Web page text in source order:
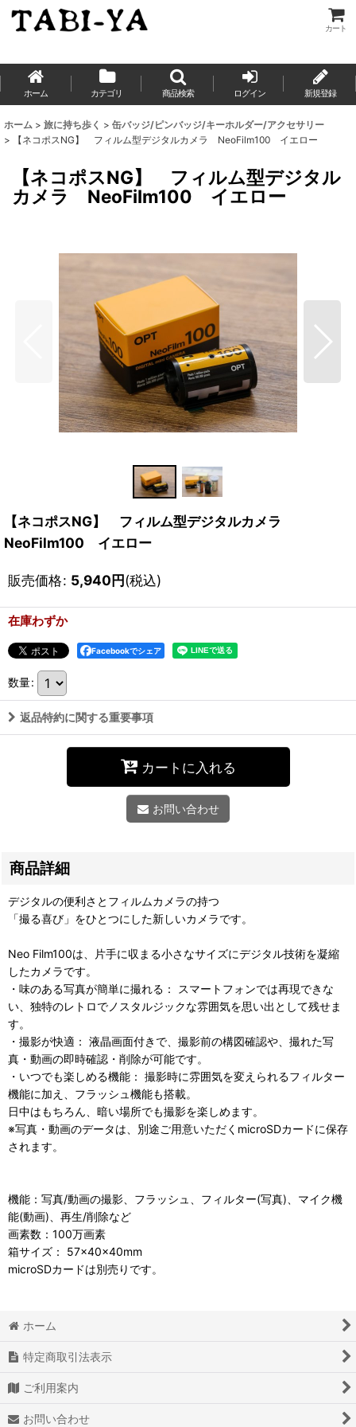
カート
ホーム カテゴリ 商品検索 ログイン 新規登録
ホーム > 旅に持ち歩く > 缶バッジ/ピンバッジ/キーホルダー/アクセサリー
>
【ネコポスNG】 フィルム型デジタルカメラ NeoFilm100 イエロー
【ネコポスNG】 フィルム型デジタル
カメラ NeoFilm100 イエロー
【ネコポスNG】 フィルム型デジタルカメラ
NeoFilm100 イエロー
販売価格: 5,940円(税込)
在庫わずか
Facebookでシェア
数量:
返品特約に関する重要事項
カートに入れる
お問い合わせ
商品詳細
デジタルの便利さとフィルムカメラの持つ
「撮る喜び」をひとつにした新しいカメラです。
Neo Film100は、片手に収まる小さなサイズにデジタル技術を凝縮
したカメラです。
・味のある写真が簡単に撮れる： スマートフォンでは再現できな
い、独特のレトロでノスタルジックな雰囲気を思い出として残せま
す。
・撮影が快適： 液晶画面付きで、撮影前の構図確認や、撮れた写
真・動画の即時確認・削除が可能です。
・いつでも楽しめる機能： 撮影時に雰囲気を変えられるフィルター
機能に加え、フラッシュ機能も搭載。
日中はもちろん、暗い場所でも撮影を楽しめます。
※写真・動画のデータは、別途ご用意いただくmicroSDカードに保存
されます。
機能：写真/動画の撮影、フラッシュ、フィルター(写真)、マイク機
能(動画)、再生/削除など
画素数：100万画素
箱サイズ： 57×40×40mm
microSDカードは別売りです。
ホーム
特定商取引法表示
ご利用案内
お問い合わせ